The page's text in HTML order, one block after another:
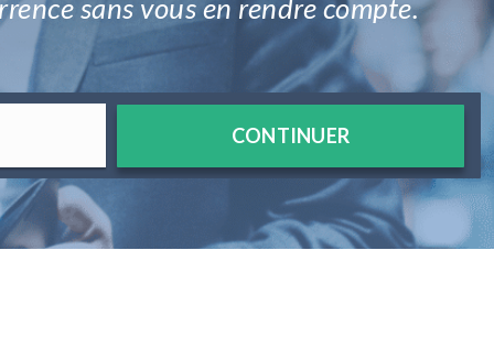
sans vous en rendre compte.
CONTINUER